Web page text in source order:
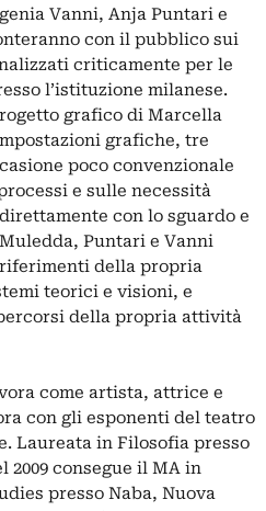
Vanni, Anja Puntari e
con il pubblico sui
criticamente per le
l’istituzione milanese.
grafico di Marcella
grafiche, tre
poco convenzionale
e sulle necessità
con lo sguardo e
Puntari e Vanni
della propria
teorici e visioni, e
della propria attività
come artista, attrice e
con gli esponenti del teatro
Laureata in Filosofia presso
2009 consegue il MA in
presso Naba, Nuova